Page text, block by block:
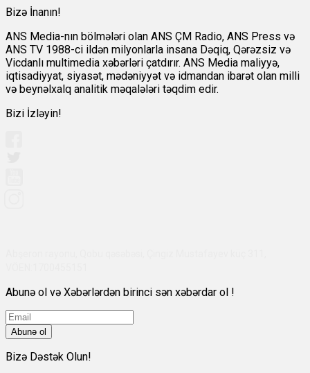
Bizə İnanın!
ANS Media-nın bölmələri olan ANS ÇM Radio, ANS Press və
ANS TV 1988-ci ildən milyonlarla insana Dəqiq, Qərəzsiz və
Vicdanlı multimedia xəbərləri çatdırır. ANS Media maliyyə,
iqtisadiyyat, siyasət, mədəniyyət və idmandan ibarət olan milli
və beynəlxalq analitik məqalələri təqdim edir.
Bizi İzləyin!
Abunə ol və Xəbərlərdən birinci sən xəbərdar ol !
Abunə ol
Bizə Dəstək Olun!